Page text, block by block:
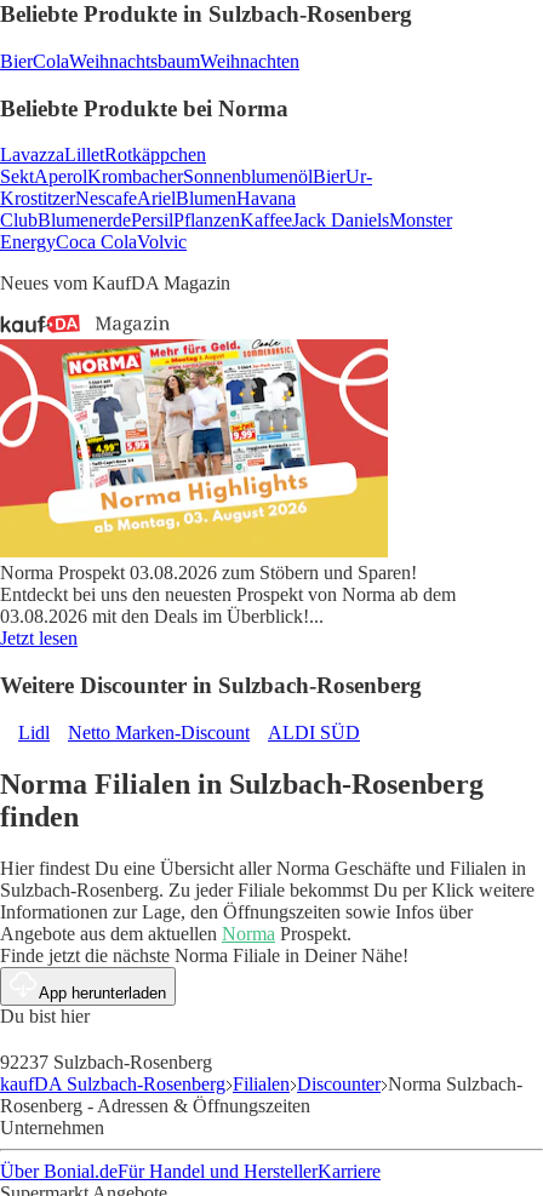
Beliebte Produkte in Sulzbach-Rosenberg
BierColaWeihnachtsbaumWeihnachten
Beliebte Produkte bei Norma
LavazzaLilletRotkäppchen
SektAperolKrombacherSonnenblumenölBierUr-
KrostitzerNescafeArielBlumenHavana
ClubBlumenerdePersilPflanzenKaffeeJack DanielsMonster
EnergyCoca ColaVolvic
Neues vom KaufDA Magazin
Norma Prospekt 03.08.2026 zum Stöbern und Sparen!
Entdeckt bei uns den neuesten Prospekt von Norma ab dem
03.08.2026 mit den Deals im Überblick!...
Jetzt lesen
Weitere Discounter in Sulzbach-Rosenberg
Lidl Netto Marken-Discount ALDI SÜD
Norma Filialen in Sulzbach-Rosenberg
finden
Hier findest Du eine Übersicht aller Norma Geschäfte und Filialen in
Sulzbach-Rosenberg. Zu jeder Filiale bekommst Du per Klick weitere
Informationen zur Lage, den Öffnungszeiten sowie Infos über
Angebote aus dem aktuellen Norma Prospekt.
Finde jetzt die nächste Norma Filiale in Deiner Nähe!
App herunterladen
Du bist hier
92237 Sulzbach-Rosenberg
kaufDA Sulzbach-Rosenberg Filialen Discounter Norma Sulzbach-
Rosenberg - Adressen & Öffnungszeiten
Unternehmen
Über Bonial.deFür Handel und HerstellerKarriere